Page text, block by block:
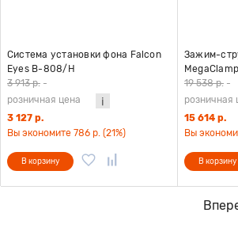
Система установки фона Falcon
Eyes В-808/H
3 913 р. -
розничная цена
3 127 р.
Вы экономите 786 р. (21%)
В корзину
Зажим-
19 538 р. -
розничная
15 614 р.
Вы
В корзину